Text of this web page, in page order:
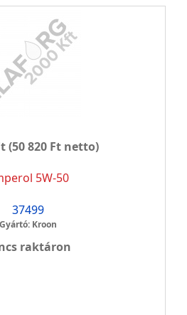
(50 820 Ft netto)
5W-50
37499
Gyártó: Kroon
raktáron